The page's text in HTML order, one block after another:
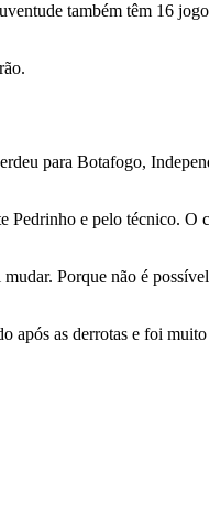
também têm 16
para Botafogo,
Pedrinho e pelo técnico.
Porque não é
após as derrotas e foi